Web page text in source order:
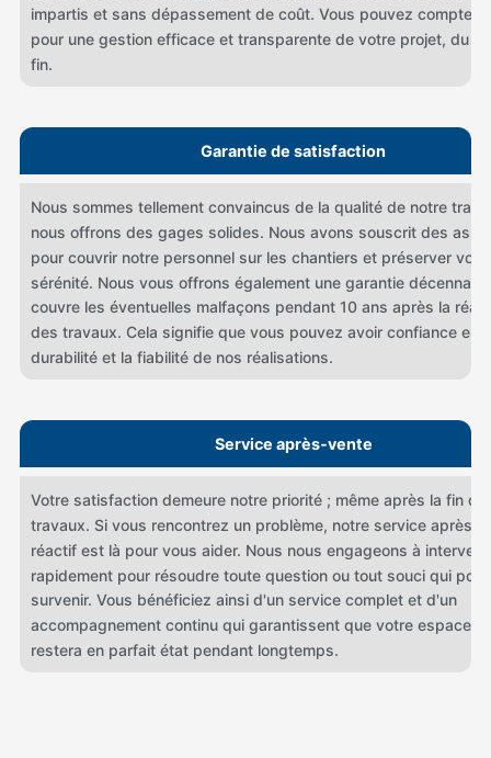
impartis et sans dépassement de coût. Vous pouvez compter
pour une gestion efficace et transparente de votre projet, du
fin.
Garantie de satisfaction
Nous sommes tellement convaincus de la qualité de notre
nous offrons des gages solides. Nous avons souscrit des
pour couvrir notre personnel sur les chantiers et préserver
sérénité. Nous vous offrons également une garantie décennale
couvre les éventuelles malfaçons pendant 10 ans après la
des travaux. Cela signifie que vous pouvez avoir confiance en
durabilité et la fiabilité de nos réalisations.
Service après-vente
Votre satisfaction demeure notre priorité ; même après la fin
travaux. Si vous rencontrez un problème, notre service après-
réactif est là pour vous aider. Nous nous engageons à intervenir
rapidement pour résoudre toute question ou tout souci qui
survenir. Vous bénéficiez ainsi d'un service complet et d'un
accompagnement continu qui garantissent que votre espace
restera en parfait état pendant longtemps.